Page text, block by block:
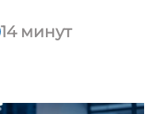
14 минут